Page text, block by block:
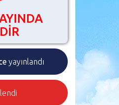
yayınlandı